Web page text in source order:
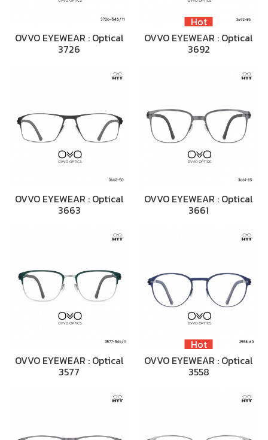
OVVO EYEWEAR : Optical
3726
Hot
OVVO EYEWEAR : Optical
3692
OVVO EYEWEAR : Optical
3663
OVVO EYEWEAR : Optical
3661
OVVO EYEWEAR : Optical
3577
Hot
OVVO EYEWEAR : Optical
3558